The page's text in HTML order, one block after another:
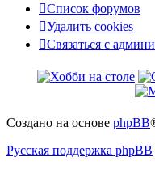
Список форумов
Удалить cookies
Связаться
администрацией
Связаться с админи
Создано на основе phpBB
Русская поддержка phpBB